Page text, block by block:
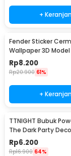
+
Fender Sticker
Wallpaper 3D
Mirror 9 PCS - Q353
Rp8.200
Rp20.900 61%
+
TTNIGHT Bubuk
The Dark Party
- T01
Rp6.200
Rp16.900 64%